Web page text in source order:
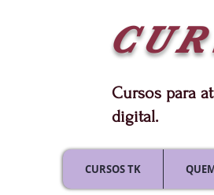
Cursos para
digital.
CURSOS TK